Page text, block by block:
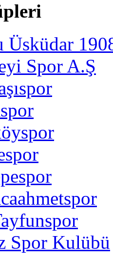
Üsküdar
Spor A.Ş
Spor Kulübü